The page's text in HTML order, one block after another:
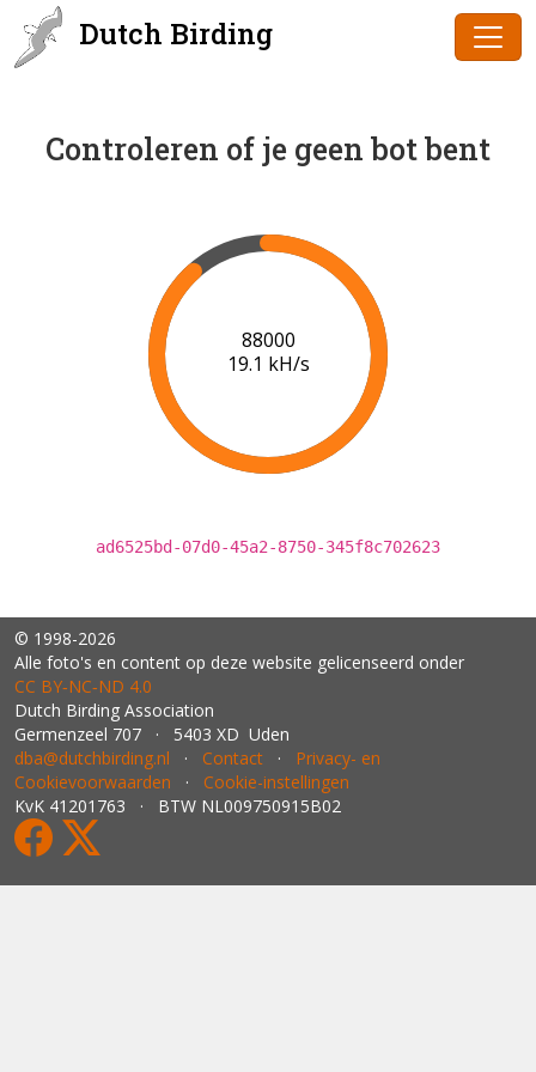
Dutch Birding
Controleren of je geen bot bent
90000
19.2 kH/s
ad6525bd-07d0-45a2-8750-345f8c702623
© 1998-2026
Alle foto's en content op deze website gelicenseerd onder
CC BY‑NC‑ND 4.0
Dutch Birding Association
Germenzeel 707 · 5403 XD Uden
dba@dutchbirding.nl · Contact · Privacy- en
Cookievoorwaarden · Cookie-instellingen
KvK 41201763 · BTW NL009750915B02